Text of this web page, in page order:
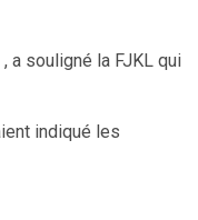
a souligné la FJKL qui
indiqué les